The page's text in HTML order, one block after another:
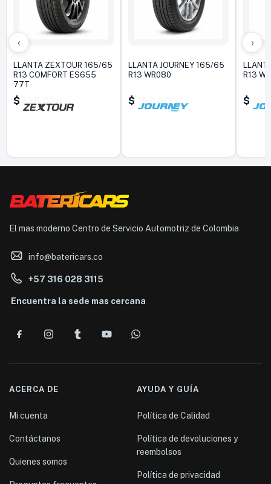
‹
LLANTA ZEXTOUR 165/65
R13 COMFORT ES655
77T
$
LLANTA JOURNEY 165/65
R13 WR080
$ 152.000
R13
$
›
El mas moderno Centro de Servicio Automotriz de Colombia
info@batericars.co
+57 316 028 3115
Encuentra la sede mas cercana
ACERCA DE
Mi cuenta
Contáctanos
Quienes somos
AYUDA Y GUÍA
Política de Calidad
Política de devoluciones y
reembolsos
Política de privacidad